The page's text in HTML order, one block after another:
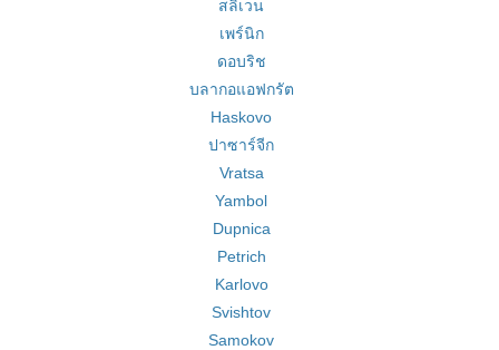
สลิเวน
เพร์นิก
ดอบริช
บลากอแอฟกรัต
Haskovo
ปาซาร์จีก
Vratsa
Yambol
Dupnica
Petrich
Karlovo
Svishtov
Samokov